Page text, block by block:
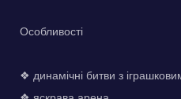
Особливості
❖ динамічні битви з